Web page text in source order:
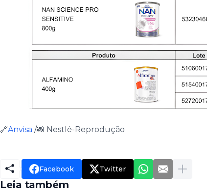
🔗Anvisa /📸 Nestlé-Reprodução
Facebook Twitter
Leia também